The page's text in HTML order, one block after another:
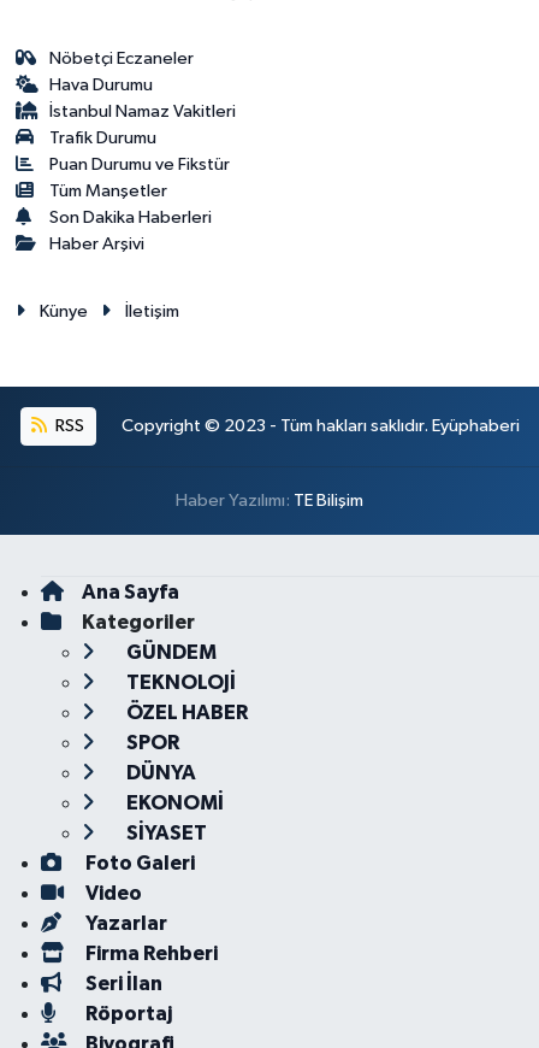
Nöbetçi Eczaneler
Hava Durumu
İstanbul Namaz Vakitleri
Trafik Durumu
Puan Durumu ve Fikstür
Tüm Manşetler
Son Dakika Haberleri
Haber Arşivi
Künye İletişim
RSS Copyright © 2023 - Tüm hakları saklıdır. Eyüphaberi
Haber Yazılımı: TE Bilişim
Ana Sayfa
Kategoriler
GÜNDEM
TEKNOLOJİ
ÖZEL HABER
SPOR
DÜNYA
EKONOMİ
SİYASET
Foto Galeri
Video
Yazarlar
Firma Rehberi
Seri İlan
Röportaj